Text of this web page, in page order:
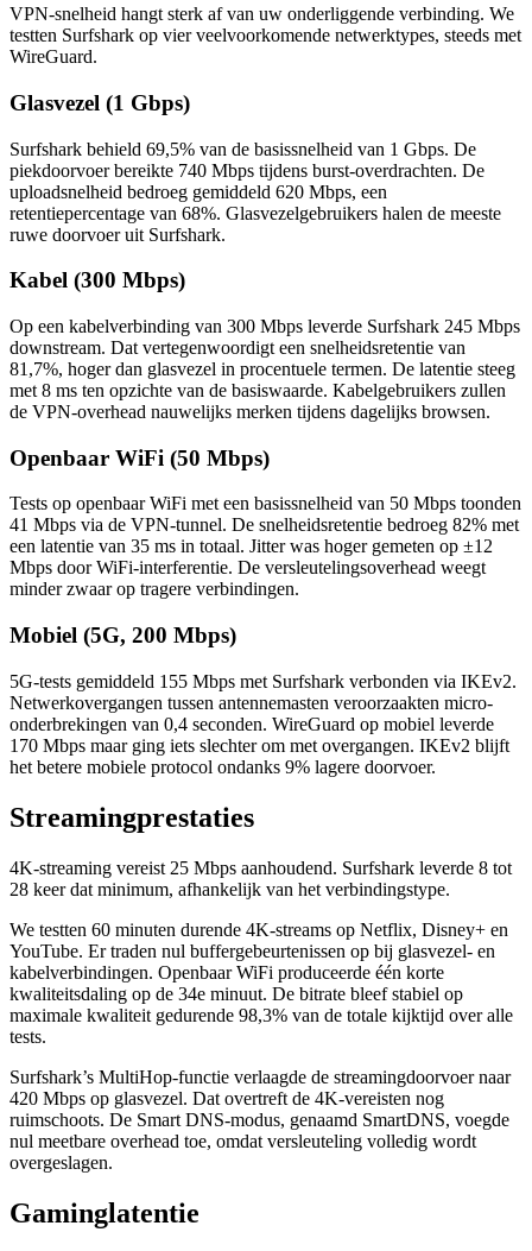
VPN-snelheid hangt sterk af van uw onderliggende verbinding. We
testten Surfshark op vier veelvoorkomende netwerktypes, steeds met
WireGuard.
Glasvezel (1 Gbps)
Surfshark behield 69,5% van de basissnelheid van 1 Gbps. De
piekdoorvoer bereikte 740 Mbps tijdens burst-overdrachten. De
uploadsnelheid bedroeg gemiddeld 620 Mbps, een
retentiepercentage van 68%. Glasvezelgebruikers halen de meeste
ruwe doorvoer uit Surfshark.
Kabel (300 Mbps)
Op een kabelverbinding van 300 Mbps leverde Surfshark 245 Mbps
downstream. Dat vertegenwoordigt een snelheidsretentie van
81,7%, hoger dan glasvezel in procentuele termen. De latentie steeg
met 8 ms ten opzichte van de basiswaarde. Kabelgebruikers zullen
de VPN-overhead nauwelijks merken tijdens dagelijks browsen.
Openbaar WiFi (50 Mbps)
Tests op openbaar WiFi met een basissnelheid van 50 Mbps toonden
41 Mbps via de VPN-tunnel. De snelheidsretentie bedroeg 82% met
een latentie van 35 ms in totaal. Jitter was hoger gemeten op ±12
Mbps door WiFi-interferentie. De versleutelingsoverhead weegt
minder zwaar op tragere verbindingen.
Mobiel (5G, 200 Mbps)
5G-tests gemiddeld 155 Mbps met Surfshark verbonden via IKEv2.
Netwerkovergangen tussen antennemasten veroorzaakten micro-
onderbrekingen van 0,4 seconden. WireGuard op mobiel leverde
170 Mbps maar ging iets slechter om met overgangen. IKEv2 blijft
het betere mobiele protocol ondanks 9% lagere doorvoer.
Streamingprestaties
4K-streaming vereist 25 Mbps aanhoudend. Surfshark leverde 8 tot
28 keer dat minimum, afhankelijk van het verbindingstype.
We testten 60 minuten durende 4K-streams op Netflix, Disney+ en
YouTube. Er traden nul buffergebeurtenissen op bij glasvezel- en
kabelverbindingen. Openbaar WiFi produceerde één korte
kwaliteitsdaling op de 34e minuut. De bitrate bleef stabiel op
maximale kwaliteit gedurende 98,3% van de totale kijktijd over alle
tests.
Surfshark’s MultiHop-functie verlaagde de streamingdoorvoer naar
420 Mbps op glasvezel. Dat overtreft de 4K-vereisten nog
ruimschoots. De Smart DNS-modus, genaamd SmartDNS, voegde
nul meetbare overhead toe, omdat versleuteling volledig wordt
overgeslagen.
Gaminglatentie